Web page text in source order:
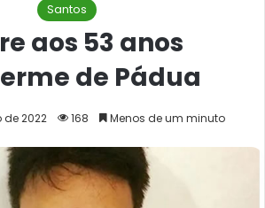
Santos
aos 53 anos
de Pádua
de 2022 168 Menos de um minuto